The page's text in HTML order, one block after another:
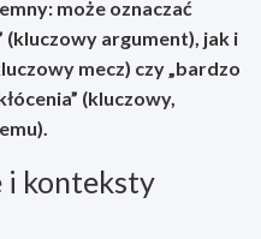
może oznaczać
(kluczowy argument), jak i
mecz) czy „bardzo
(kluczowy,
i konteksty